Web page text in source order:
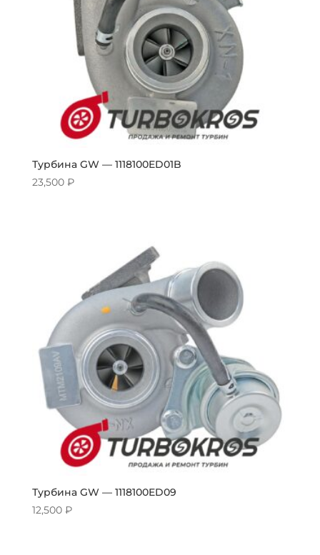
Турбина GW — 1118100ED01B
23,500 ₽
Турбина GW — 1118100ED09
12,500 ₽